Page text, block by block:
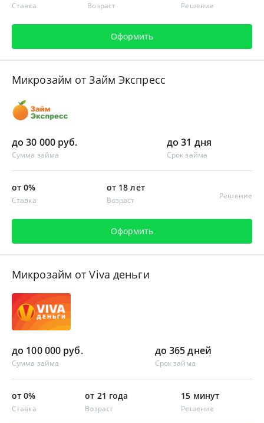
Ставка Возраст Решение
Оформить
Микрозайм от Займ Экспресс
до 30 000 руб.
Сумма займа
до 31 дня
Срок займа
от 0%
Ставка
от 18 лет
Возраст Решение
Оформить
Микрозайм от Viva деньги
до 100 000 руб.
Сумма займа
до 365 дней
Срок займа
от 0%
Ставка
от 21 года
Возраст
15 минут
Решение